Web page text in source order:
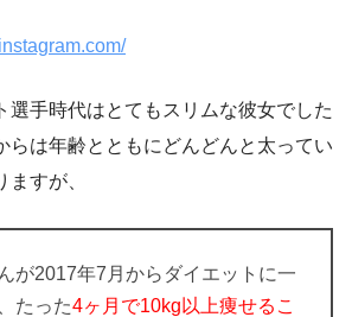
選手時代はとてもスリムな彼女でした
らは年齢とともにどんどんと太ってい
すが、
が2017年7月から ダイエットに一
たった4ヶ月で10kg以上痩せるこ